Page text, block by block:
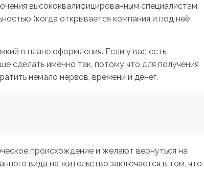
высококвалифицированным специалистам,
(когда открывается компания и под неё
в плане оформления. Если у вас есть
сделать именно так, потому что для получения
немало нервов, времени и денег.
происхождение и желают вернуться на
вида на жительство заключается в том, что